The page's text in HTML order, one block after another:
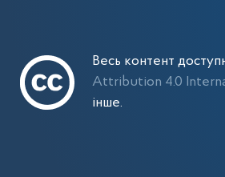
Весь контент
Attribution 4.0
інше.